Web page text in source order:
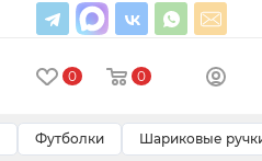
0 0
Футболки Шариковые